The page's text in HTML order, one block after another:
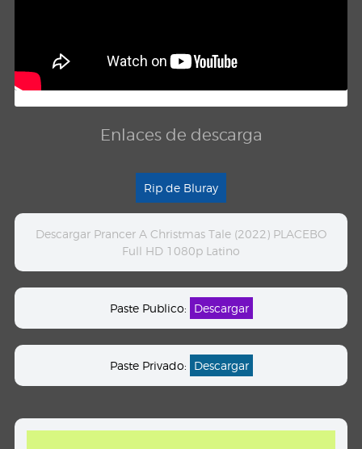
Enlaces de descarga
Rip de Bluray
Descargar Prancer A Christmas Tale (2022) PLACEBO
Full HD 1080p Latino
Paste Publico: Descargar
Paste Privado: Descargar